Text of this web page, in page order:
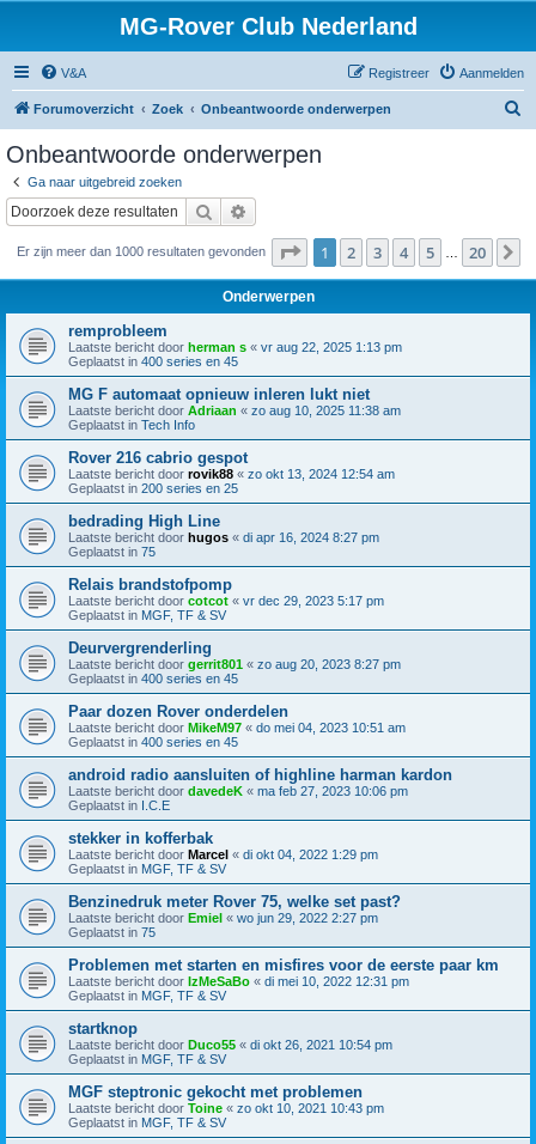
MG-Rover Club Nederland
V&A Aanmelden
Registreer
Forumoverzicht Zoek Onbeantwoorde onderwerpen
Onbeantwoorde onderwerpen
Ga naar uitgebreid zoeken
Zoek
Er zijn meer dan 1000 resultaten gevonden Pagina van 20
1 2 3 4 5 20
Onderwerpen
remprobleem
Laatste bericht door herman s « vr aug 22, 2025 1:13 pm
Geplaatst in 400 series en 45
MG F automaat opnieuw inleren lukt niet
Laatste bericht door Adriaan « zo aug 10, 2025 11:38 am
Geplaatst in Tech Info
Rover 216 cabrio gespot
Laatste bericht door rovik88 « zo okt 13, 2024 12:54 am
Geplaatst in 200 series en 25
bedrading High Line
Laatste bericht door hugos « di apr 16, 2024 8:27 pm
Geplaatst in 75
Relais brandstofpomp
Laatste bericht door cotcot « vr dec 29, 2023 5:17 pm
Geplaatst in MGF, TF & SV
Deurvergrenderling
Laatste bericht door gerrit801 « zo aug 20, 2023 8:27 pm
Geplaatst in 400 series en 45
Paar dozen Rover onderdelen
Laatste bericht door MikeM97 « do mei 04, 2023 10:51 am
Geplaatst in 400 series en 45
android radio aansluiten of highline harman kardon
Laatste bericht door davedeK « ma feb 27, 2023 10:06 pm
Geplaatst in I.C.E
stekker in kofferbak
Laatste bericht door Marcel « di okt 04, 2022 1:29 pm
Geplaatst in MGF, TF & SV
Benzinedruk meter Rover 75, welke set past?
Laatste bericht door Emiel « wo jun 29, 2022 2:27 pm
Geplaatst in 75
Problemen met starten en misfires voor de eerste paar km
Laatste bericht door IzMeSaBo « di mei 10, 2022 12:31 pm
Geplaatst in MGF, TF & SV
startknop
Laatste bericht door Duco55 « di okt 26, 2021 10:54 pm
Geplaatst in MGF, TF & SV
MGF steptronic gekocht met problemen
Laatste bericht door Toine « zo okt 10, 2021 10:43 pm
Geplaatst in MGF, TF & SV